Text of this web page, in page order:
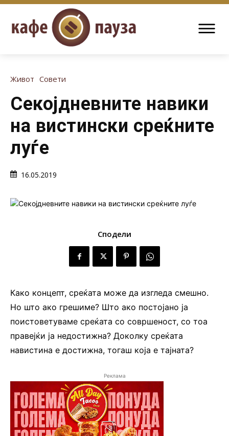
Живот Совети
Секојдневните навики
на вистински среќните
луѓе
16.05.2019
Сподели
Како концепт, среќата може да изгледа смешно.
Но што ако грешиме? Што ако постојано ја
поистоветуваме среќата со совршеност, со тоа
правејќи ја недостижна? Доколку среќата
навистина е достижна, тогаш која е тајната?
Реклама